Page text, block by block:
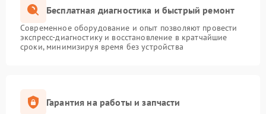
Бесплатная диагностика и быстрый ремонт
Современное оборудование и опыт позволяют провести
экспресс-диагностику и восстановление в кратчайшие
сроки, минимизируя время без устройства
Гарантия на работы и запчасти